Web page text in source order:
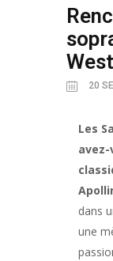
20
Les
dans
une